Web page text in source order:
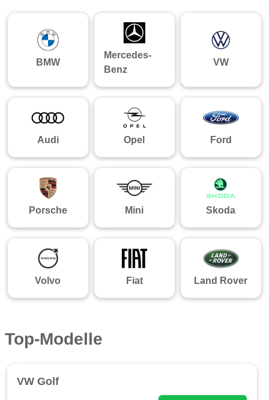
BMW
Mercedes-
Benz
VW
Audi Opel Ford
Porsche Mini Skoda
Volvo Fiat Land Rover
Top-Modelle
VW Golf